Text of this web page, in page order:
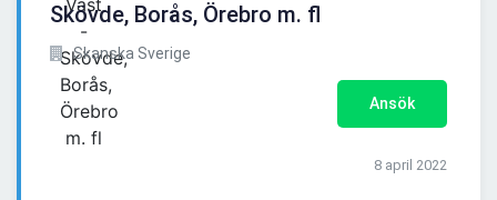
Skövde, Borås, Örebro m. fl
Skanska Sverige
Ansök
8 april 2022